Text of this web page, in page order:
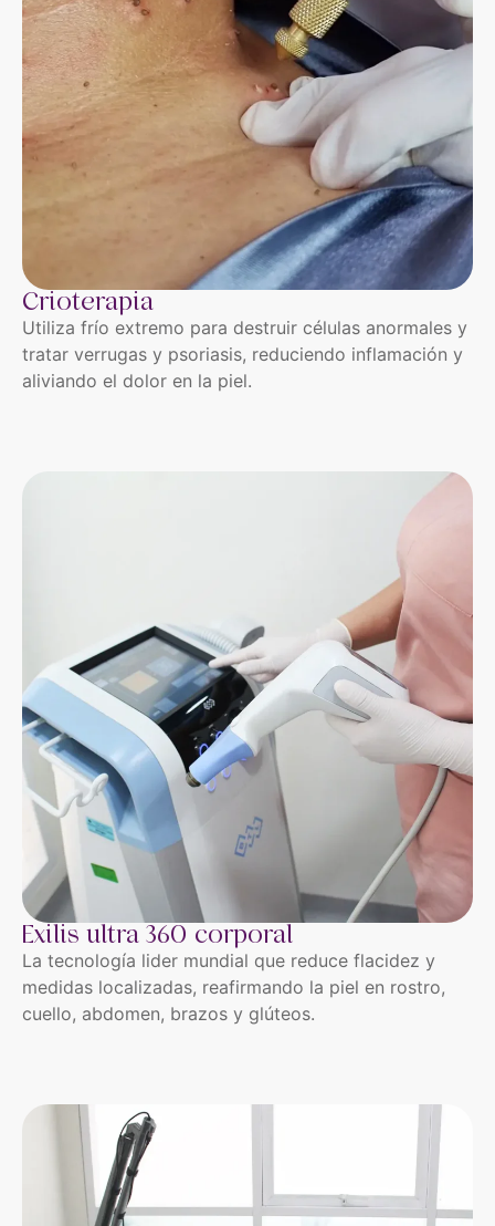
Crioterapia
Utiliza frío extremo para destruir células anormales y
tratar verrugas y psoriasis, reduciendo inflamación y
aliviando el dolor en la piel.
Exilis ultra 360 corporal
La tecnología lider mundial que reduce flacidez y
medidas localizadas, reafirmando la piel en rostro,
cuello, abdomen, brazos y glúteos.